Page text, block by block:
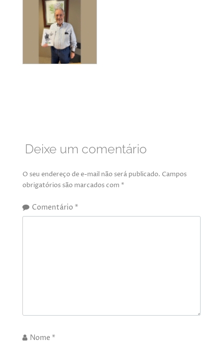
Deixe um comentário
O seu endereço de e-mail não será publicado. Campos
obrigatórios são marcados com *
Comentário *
Nome *